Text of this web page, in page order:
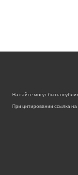
На сайте могут быть
При цитировании ссылка на